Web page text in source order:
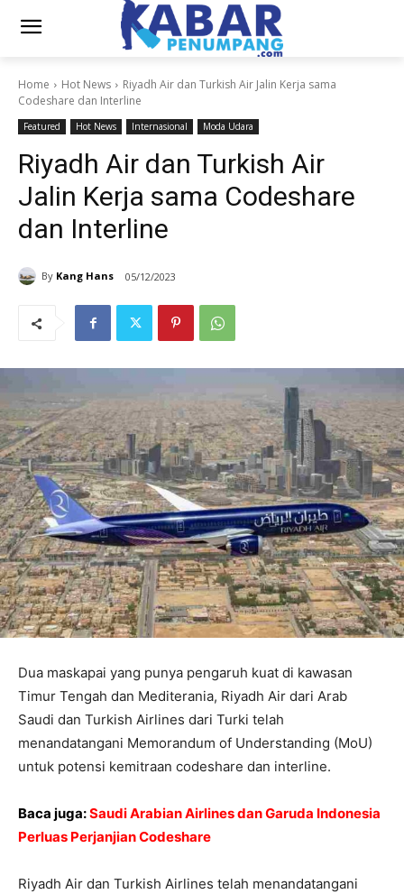
Home Hot News
Riyadh Air dan Turkish Air Jalin Kerja sama
Codeshare dan Interline
Featured Hot News Internasional Moda Udara
Riyadh Air dan Turkish Air
Jalin Kerja sama Codeshare
dan Interline
By Kang Hans 05/12/2023
Dua maskapai yang punya pengaruh kuat di kawasan
Timur Tengah dan Mediterania, Riyadh Air dari Arab
Saudi dan Turkish Airlines dari Turki telah
menandatangani Memorandum of Understanding (MoU)
untuk potensi kemitraan codeshare dan interline.
Baca juga:Saudi Arabian Airlines dan Garuda Indonesia
Perluas Perjanjian Codeshare
Riyadh Air dan Turkish Airlines telah menandatangani